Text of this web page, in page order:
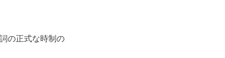
の正式な時制の